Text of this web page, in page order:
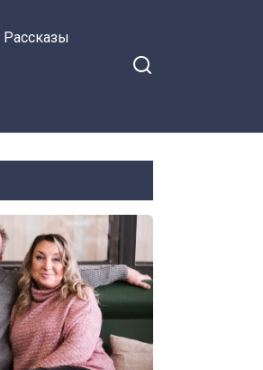
Рассказы